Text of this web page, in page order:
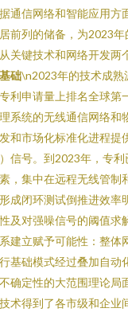
通信网络和智能应用方
前列的储备，为2023
关键技术和网络开发两
础\n2023年的技术成熟
利申请量上排名全球第
系统的无线通信网络和
和市场化标准化进程提
信号。到2023年，专
，集中在远程无线管制
成闭环测试倒推进效率
及对强噪信号的阈值求
建立赋予可能性：整体
基础模式经过叠加自动
确定性的大范围理论局
术得到了各市级和企业